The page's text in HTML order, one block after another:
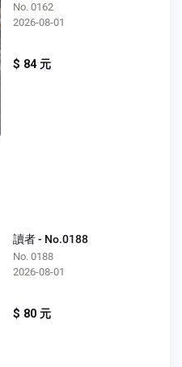
No. 0162
2026-08-01
$ 84 元
讀者 - No.0188
No. 0188
2026-08-01
$ 80 元